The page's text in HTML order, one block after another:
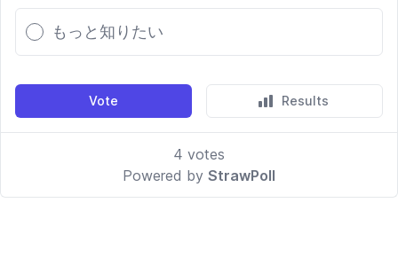
もっと知りたい
Vote Results
4 votes
Powered by StrawPoll